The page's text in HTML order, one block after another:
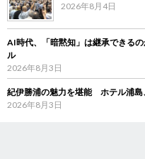
2026年8月4日
AI時代、「暗黙知」は継承できる
ル
2026年8月3日
紀伊勝浦の魅力を堪能 ホテル浦島
2026年8月3日